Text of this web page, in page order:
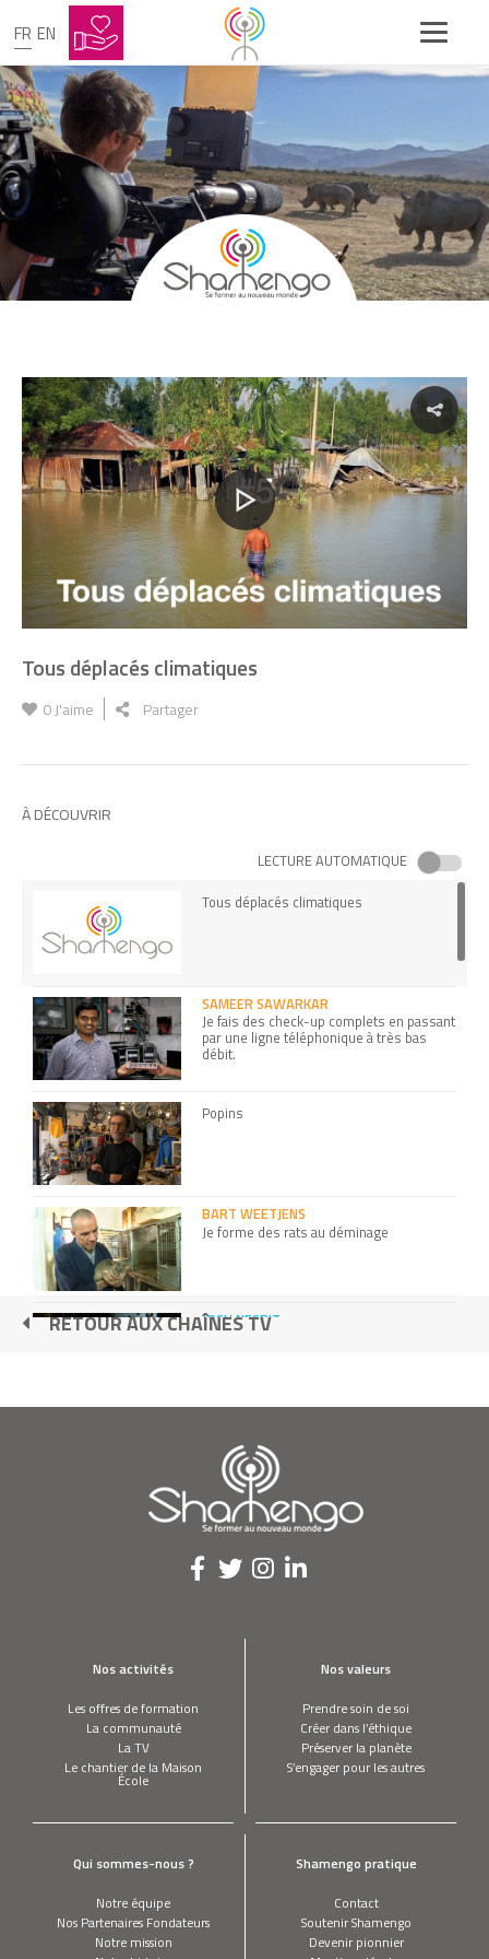
FR EN
Tous déplacés climatiques
0J'aime Partager
À DÉCOUVRIR
LECTURE AUTOMATIQUE
Tous déplacés climatiques
SAMEER SAWARKAR
Je fais des check-up complets en passant
par une ligne téléphonique à très bas
débit.
Popins
BART WEETJENS
Je forme des rats au déminage
JOSH NESBIT
Je sauve des vies grâce au téléphone
J’ai créé un manteau-duvet pour les sans
abri
MARTINE POSTMA
Philippe Ouaki Di Giorno - Skyverde
Mon invention révolutionne vos
déplacements individuels
RETOUR AUX CHAÎNES TV
Nos activités
Les offres de formation
La communauté
La TV
Le chantier de la Maison
École
Nos valeurs
Prendre soin de soi
Créer dans l’éthique
Préserver la planète
S’engager pour les autres
Qui sommes-nous ?
Notre équipe
Nos Partenaires Fondateurs
Notre mission
Shamengo pratique
Contact
Soutenir Shamengo
Devenir pionnier